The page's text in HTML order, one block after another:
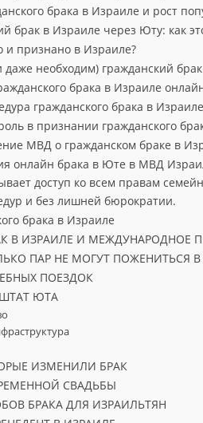
брака в Израиле и рост
брак в Израиле через Юту: как
и признано в Израиле?
даже необходим) гражданский
брака в Израиле
гражданского брака в
в признании гражданского
МВД о гражданском браке в
онлайн брака в Юте в МВД
доступ ко всем правам
и без лишней бюрократии.
брака в Израиле
В ИЗРАИЛЕ И МЕЖДУНАРОДНОЕ
ПАР НЕ МОГУТ ПОЖЕНИТЬСЯ
ПОЕЗДОК
ЮТА
ИЗМЕНИЛИ БРАК
СВАДЬБЫ
БРАКА ДЛЯ ИЗРАИЛЬТЯН